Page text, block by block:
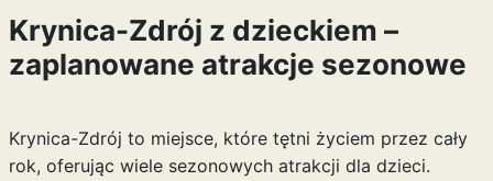
Krynica-Zdrój z dzieckiem –
zaplanowane atrakcje sezonowe
Krynica-Zdrój to miejsce, które tętni życiem przez cały
rok, oferując wiele sezonowych atrakcji dla dzieci.